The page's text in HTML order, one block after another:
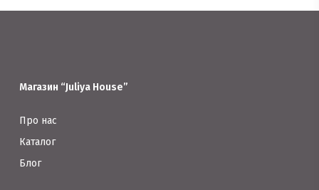
товару
Параметри
Магазин “Juliya House”
Про нас
Каталог
Блог